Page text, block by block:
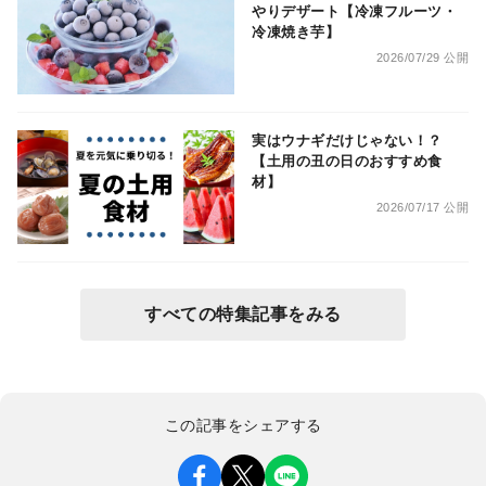
やりデザート【冷凍フルーツ・
冷凍焼き芋】
2026/07/29 公開
実はウナギだけじゃない！？
【土用の丑の日のおすすめ食
材】
2026/07/17 公開
すべての特集記事をみる
この記事をシェアする